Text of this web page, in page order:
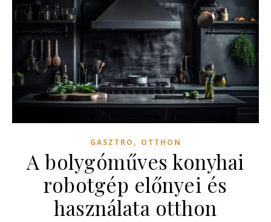
GASZTRO , OTTHON
A bolygóműves konyhai
robotgép előnyei és
használata otthon